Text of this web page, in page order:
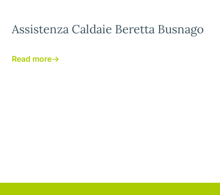
Assistenza Caldaie Beretta Busnago
Read more